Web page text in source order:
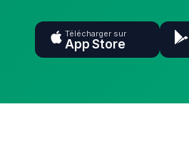
Télécharger sur
App Store